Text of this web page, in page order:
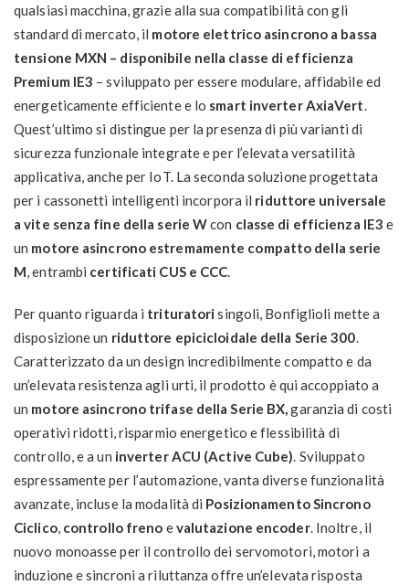
qualsiasi macchina, grazie alla sua compatibilità con gli
standard di mercato, il motore elettrico asincrono a bassa
tensione MXN – disponibile nella classe di efficienza
Premium IE3 – sviluppato per essere modulare, affidabile ed
energeticamente efficiente e lo smart inverter AxiaVert.
Quest’ultimo si distingue per la presenza di più varianti di
sicurezza funzionale integrate e per l’elevata versatilità
applicativa, anche per IoT. La seconda soluzione progettata
per i cassonetti intelligenti incorpora il riduttore universale
a vite senza fine della serie Wcon classe di efficienza IE3 e
un motore asincrono estremamente compatto della serie
M, entrambi certificati CUS e CCC.
Per quanto riguarda i trituratorisingoli, Bonfiglioli mette a
disposizione un riduttore epicicloidale della Serie 300.
Caratterizzato da un design incredibilmente compatto e da
un’elevata resistenza agli urti, il prodotto è qui accoppiato a
un motore asincrono trifase della Serie BX,garanzia di costi
operativi ridotti, risparmio energetico e flessibilità di
controllo, e a un inverter ACU (Active Cube). Sviluppato
espressamente per l’automazione, vanta diverse funzionalità
avanzate, incluse la modalità di Posizionamento Sincrono
Ciclico, controllo freno evalutazione encoder. Inoltre, il
nuovo monoasse per il controllo dei servomotori, motori a
induzione e sincroni a riluttanza offre un’elevata risposta